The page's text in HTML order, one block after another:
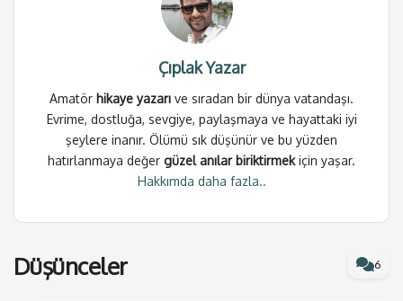
Oysa ben onu doğru olarak benimsemiş ve çoktan
kabul etmiştim. Sınırlarım içine almış ve doğruluk
kalemin kapılarını, hiç tereddüt etmeden açmıştım.
Hayatta öğrendiğim en önemli şeyin
sorgulamak olduğuna inanırım.
Bu yüzden aklıma da hep şu üç soruyu getiririm:Ne-
neden ve nasıl var olduğunu düşünmek; insanı ister
istemez o şeyi araştırmaya ve doğru kaynaklardan
Çıplak Yazar
Amatör hikaye yazarı ve sıradan bir dünya vatandaşı.
Evrime, dostluğa, sevgiye, paylaşmaya ve hayattaki iyi
şeylere inanır. Ölümü sık düşünür ve bu yüzden
hatırlanmaya değer güzel anılar biriktirmekiçin yaşar.
Hakkımda daha fazla..
Düşünceler 6